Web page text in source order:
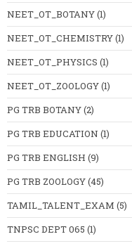
NEET_OT_BOTANY(1)
NEET_OT_CHEMISTRY(1)
NEET_OT_PHYSICS (1)
NEET_OT_ZOOLOGY(1)
PG TRB BOTANY(2)
PG TRB EDUCATION (1)
PG TRB ENGLISH (9)
PG TRB ZOOLOGY(45)
TAMIL_TALENT_EXAM (5)
TNPSC DEPT 065 (1)